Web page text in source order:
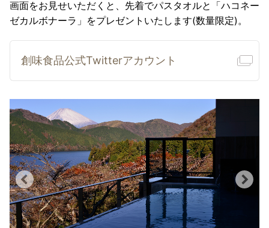
画面をお見せいただくと、先着でパスタオルと「ハコネー
ゼカルボナーラ」をプレゼントいたします(数量限定)。
創味食品公式Twitterアカウント